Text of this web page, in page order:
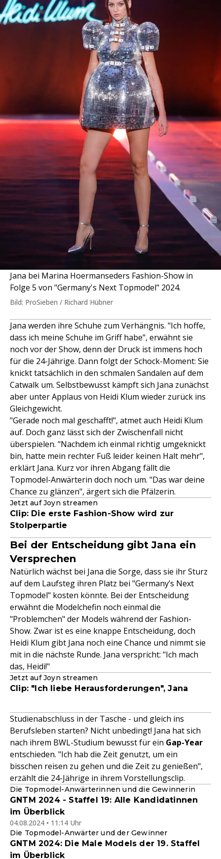
Jana bei Marina Hoermanseders Fashion-Show in
Folge 5 von "Germany's Next Topmodel" 2024.
Bild: ProSieben / Richard Hübner
Jana werden ihre Schuhe zum Verhängnis. "Ich hoffe,
dass ich meine Schuhe im Griff habe", erwähnt sie
noch vor der Show, denn der Druck ist immens hoch
für die 24-Jährige. Dann folgt der Schock-Moment: Sie
knickt tatsächlich in den schmalen Sandalen auf dem
Catwalk um. Selbstbewusst kämpft sich Jana zunächst
aber unter Applaus von Heidi Klum wieder zurück ins
Gleichgewicht.
"Gerade noch mal geschafft!", atmet auch Heidi Klum
auf. Doch ganz lässt sich der Zwischenfall nicht
überspielen. "Nachdem ich einmal richtig umgeknickt
bin, hatte mein rechter Fuß leider keinen Halt mehr",
erklärt Jana. Kurz vor ihren Abgang fällt die
Topmodel-Anwärterin doch noch um. "Das war deine
Chance zu glänzen", ärgert sich die Pfälzerin.
Jetzt auf Joyn streamen
Clip: Die erste Fashion-Show wird zur
Stolperpartie
Bei der Entscheidung gibt Jana ein
Versprechen
Natürlich wächst bei Jana die Sorge, dass sie ihr Sturz
auf dem Laufsteg ihren Platz bei "Germany’s Next
Topmodel" kosten könnte. Bei der Entscheidung
erwähnt die Modelchefin noch einmal die
"Problemchen" der Models während der Fashion-
Show. Zwar ist es eine knappe Entscheidung, doch
Heidi Klum gibt Jana noch eine Chance und nimmt sie
mit in die nächste Runde. Jana verspricht: "Ich mach
das, Heidi!"
Jetzt auf Joyn streamen
Clip: "Ich liebe Herausforderungen", Jana
Studienabschluss in der Tasche - und gleich ins
Berufsleben starten? Nicht unbedingt! Jana hat sich
nach ihrem BWL-Studium bewusst für ein Gap-Year
entschieden. "Ich hab die Zeit genutzt, um ein
bisschen reisen zu gehen und die Zeit zu genießen",
erzählt die 24-Jährige in ihrem Vorstellungsclip.
Die Topmodel-Anwärterinnen und die Gewinnerin
GNTM 2024 - Staffel 19: Alle Kandidatinnen
im Überblick
04.08.2024 • 11:14 Uhr
Die Topmodel-Anwärter und der Gewinner
GNTM 2024: Die Male Models der 19. Staffel
im Überblick